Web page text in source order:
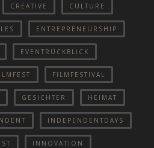
CREATIVE CULTURE
ENTREPRENEURSHIP
EVENTRÜCKBLICK
FILMFESTIVAL
GESICHTER HEIMAT
INDEPENDENTDAYS
INNOVATION